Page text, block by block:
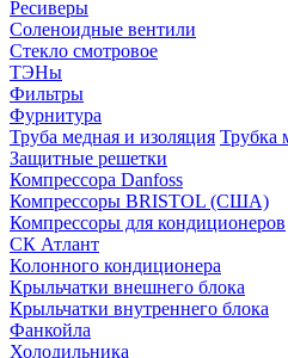
Ресиверы
Соленоидные вентили
Стекло смотровое
ТЭНы
Фильтры
Фурнитура
Труба медная и изоляция Трубка
Защитные решетки
Компрессора Danfoss
Компрессоры BRISTOL (США)
Компрессоры для кондиционеров
СК Атлант
Колонного кондиционера
Крыльчатки внешнего блока
Крыльчатки внутреннего блока
Фанкойла
Холодильника